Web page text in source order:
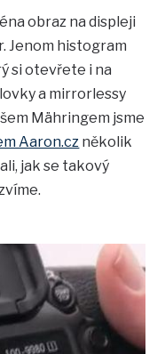
obraz na displeji
Jenom histogram
si otevřete i na
a mirrorlessy
Mähringem jsme
Aaron.cz několik
jak se takový